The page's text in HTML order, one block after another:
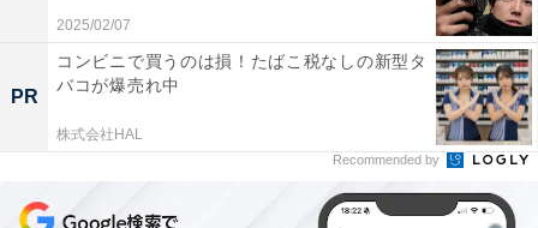
2025/02/07
PR
コンビニで買うのは損！たばこ税なしの新型タ
バコが爆売れ中
株式会社HAL
Recommended by